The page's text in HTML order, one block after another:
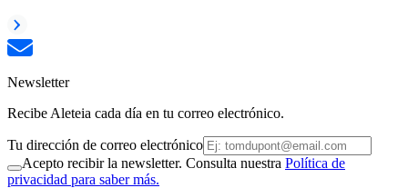
Newsletter
Recibe Aleteia cada día en tu correo electrónico.
Tu dirección de correo electrónico
Acepto recibir la newsletter. Consulta nuestra Política de
privacidad para saber más.